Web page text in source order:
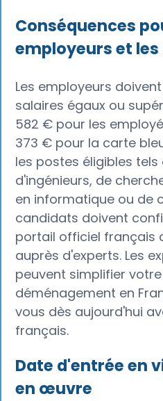
Conséquences
employeurs et
Les employeurs
salaires égaux ou
582 € pour les
373 € pour la carte
les postes éligibles tels
d'ingénieurs, de
en informatique ou de
candidats doivent
portail officiel français
auprès d'experts. Les
peuvent simplifier
déménagement en
vous dès aujourd'hui
français.
Date d'entrée en
en œuvre